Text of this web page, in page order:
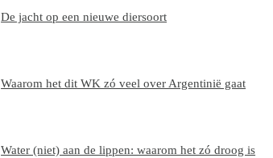
De jacht op een nieuwe diersoort
Waarom het dit WK zó veel over Argentinië gaat
Water (niet) aan de lippen: waarom het zó droog is